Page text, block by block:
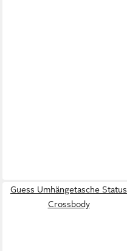
Guess Umhängetasche Status
Crossbody